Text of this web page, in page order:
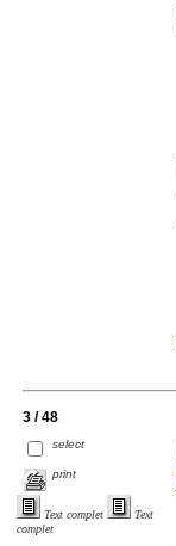
3 / 48
select
print
Text complet
Text
complet